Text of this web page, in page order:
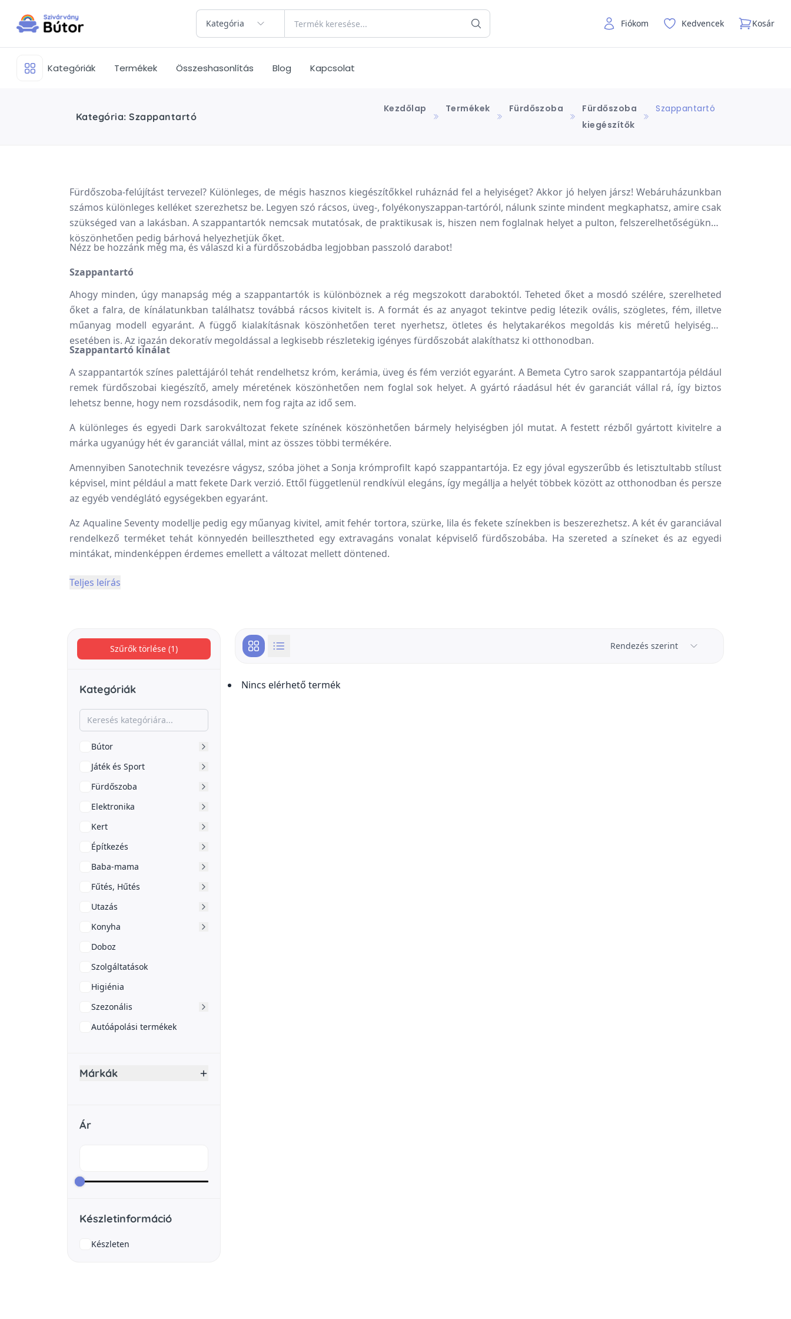
Kategória Fiókom Kedvencek Kosár
Kategóriák Termékek Összeshasonlítás Blog Kapcsolat
Kategória: Szappantartó
Kezdőlap Termékek Fürdőszoba
Fürdőszoba
kiegészítők
Szappantartó
Fürdőszoba-felújítást tervezel? Különleges, de mégis hasznos kiegészítőkkel ruháznád fel a helyiséget? Akkor jó helyen jársz! Webáruházunkban
számos különleges kelléket szerezhetsz be. Legyen szó rácsos, üveg-, folyékonyszappan-tartóról, nálunk szinte mindent megkaphatsz, amire csak
szükséged van a lakásban. A szappantartók nemcsak mutatósak, de praktikusak is, hiszen nem foglalnak helyet a pulton, felszerelhetőségüknek
köszönhetően pedig bárhová helyezhetjük őket.
Nézz be hozzánk még ma, és válaszd ki a fürdőszobádba legjobban passzoló darabot!
Szappantartó
Ahogy minden, úgy manapság még a szappantartók is különböznek a rég megszokott daraboktól. Teheted őket a mosdó szélére, szerelheted
őket a falra, de kínálatunkban találhatsz továbbá rácsos kivitelt is. A formát és az anyagot tekintve pedig létezik ovális, szögletes, fém, illetve
műanyag modell egyaránt. A függő kialakításnak köszönhetően teret nyerhetsz, ötletes és helytakarékos megoldás kis méretű helyiségek
esetében is. Az igazán dekoratív megoldással a legkisebb részletekig igényes fürdőszobát alakíthatsz ki otthonodban.
Szappantartó kínálat
A szappantartók színes palettájáról tehát rendelhetsz króm, kerámia, üveg és fém verziót egyaránt. A Bemeta Cytro sarok szappantartója például
remek fürdőszobai kiegészítő, amely méretének köszönhetően nem foglal sok helyet. A gyártó ráadásul hét év garanciát vállal rá, így biztos
lehetsz benne, hogy nem rozsdásodik, nem fog rajta az idő sem.
A különleges és egyedi Dark sarokváltozat fekete színének köszönhetően bármely helyiségben jól mutat. A festett rézből gyártott kivitelre a
márka ugyanúgy hét év garanciát vállal, mint az összes többi termékére.
Amennyiben Sanotechnik tevezésre vágysz, szóba jöhet a Sonja krómprofilt kapó szappantartója. Ez egy jóval egyszerűbb és letisztultabb stílust
képvisel, mint például a matt fekete Dark verzió. Ettől függetlenül rendkívül elegáns, így megállja a helyét többek között az otthonodban és persze
az egyéb vendéglátó egységekben egyaránt.
Az Aqualine Seventy modellje pedig egy műanyag kivitel, amit fehér tortora, szürke, lila és fekete színekben is beszerezhetsz. A két év garanciával
rendelkező terméket tehát könnyedén beillesztheted egy extravagáns vonalat képviselő fürdőszobába. Ha szereted a színeket és az egyedi
mintákat, mindenképpen érdemes emellett a változat mellett döntened.
Teljes leírás
Szűrők törlése (1)
Kategóriák
Bútor
Játék és Sport
Fürdőszoba
Elektronika
Kert
Építkezés
Baba-mama
Fűtés, Hűtés
Utazás
Konyha
Doboz
Szolgáltatások
Higiénia
Szezonális
Autóápolási termékek
Márkák
Ár
Készletinformáció
Készleten
Rendezés szerint
Nincs elérhető termék